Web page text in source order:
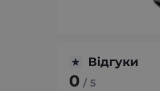
Відгуки
0 / 5